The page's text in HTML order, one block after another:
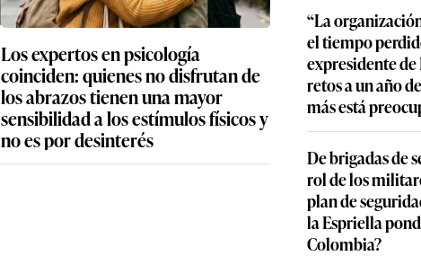
Los expertos en psicología
coinciden: quienes no disfrutan de
los abrazos tienen una mayor
sensibilidad a los estímulos físicos y
no es por desinterés
“La
el tiempo
expresidente de
retos a un año
más está
De brigadas de
rol de los
plan de
la Espriella
Colombia?